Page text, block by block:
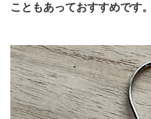
こともあっておすすめです。